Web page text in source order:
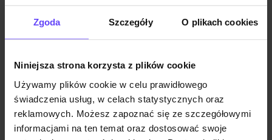
Zgoda Szczegóły O plikach cookies
Niniejsza strona korzysta z plików cookie
Używamy plików cookie w celu prawidłowego
świadczenia usług, w celach statystycznych oraz
reklamowych. Możesz zapoznać się ze szczegółowymi
informacjami na ten temat oraz dostosować swoje
Opis produktu